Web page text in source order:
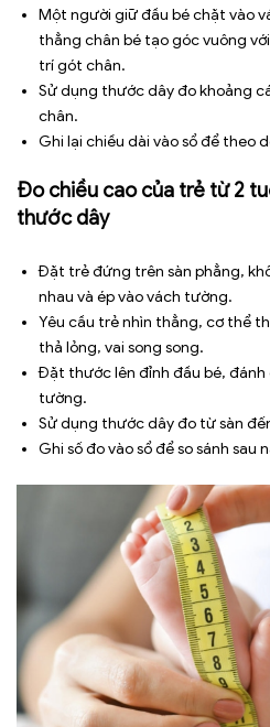
Một người giữ đầu bé chặt vào
thẳng chân bé tạo góc vuông
trí gót chân.
Sử dụng thước dây đo khoảng
chân.
Ghi lại chiều dài vào sổ để theo
Đo chiều cao của trẻ từ 2
thước dây
Đặt trẻ đứng trên sàn phẳng,
nhau và ép vào vách tường.
Yêu cầu trẻ nhìn thẳng, cơ thể
thả lỏng, vai song song.
Đặt thước lên đỉnh đầu bé,
tường.
Sử dụng thước dây đo từ sàn
Ghi số đo vào sổ để so sánh sau